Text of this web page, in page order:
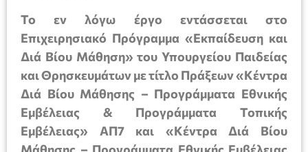
Το εν λόγω έργο εντάσσεται στο
Επιχειρησιακό Πρόγραμμα «Εκπαίδευση και
Διά Βίου Μάθηση» του Υπουργείου Παιδείας
και Θρησκευμάτων με τίτλο Πράξεων «Κέντρα
Διά Βίου Μάθησης – Προγράμματα Εθνικής
Εμβέλειας & Προγράμματα Τοπικής
Εμβέλειας» ΑΠ7 και «Κέντρα Διά Βίου